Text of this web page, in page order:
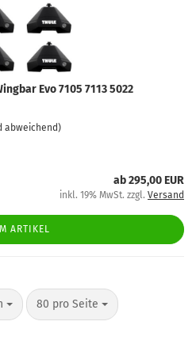
Evo 7105 7113 5022
abweichend)
ab 295,00 EUR
inkl. 19% MwSt. zzgl. Versand
ARTIKEL
80 pro Seite